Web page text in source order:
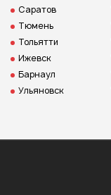
Саратов
Тюмень
Тольятти
Ижевск
Барнаул
Ульяновск